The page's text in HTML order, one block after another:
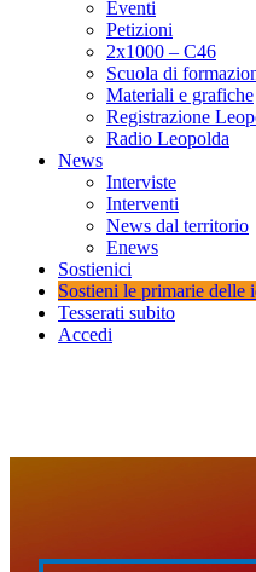
Eventi
Petizioni
2x1000 – C46
Scuola di
Materiali e grafiche
Registrazione
Radio Leopolda
News
Interviste
Interventi
News dal territorio
Enews
Sostienici
Sostieni le primarie delle
Tesserati subito
Accedi